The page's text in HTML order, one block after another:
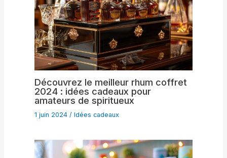
Découvrez le meilleur rhum coffret
2024 : idées cadeaux pour
amateurs de spiritueux
1 juin 2024 /Idées cadeaux